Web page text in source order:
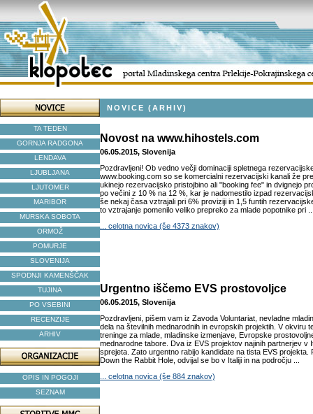
TA TEDEN
GORNJA RADGONA
LENDAVA
LJUBLJANA
LJUTOMER
MARIBOR
MURSKA SOBOTA
ORMOŽ
POMURJE
SLOVENIJA
SPODNJI KAMENŠČAK
TUJINA
PO VSEBINI
RECENZIJE
ARHIV
OPIS IN POGOJI
SEZNAM
NOVICE (ARHIV)
Novost na www.hihostels.com
06.05.2015, Slovenija
Pozdravljeni! Ob vedno večji dominaciji spletnega
www.booking.com so se komercialni rezervacijski kanali že
ukinejo rezervacijsko pristojbino ali "booking fee" in dvignejo
po večini z 10 % na 12 %, kar je nadomestilo izpad
še nekaj časa vztrajali pri 6% proviziji in 1,5 funtih
to vztrajanje pomenilo veliko prepreko za mlade popotnike pri
... celotna novica (še 4373 znakov)
Urgentno iščemo EVS prostovoljce
06.05.2015, Slovenija
Pozdravljeni, pišem vam iz Zavoda Voluntariat, nevladne
dela na številnih mednarodnih in evropskih projektih. V okviru
treninge za mlade, mladinske izmenjave, Evropske
mednarodne tabore. Dva iz EVS projektov najinih partnerjev v
sprejeta. Zato urgentno rabijo kandidate na tista EVS projekta.
Down the Rabbit Hole, odvijal se bo v Italiji in na področju ...
... celotna novica (še 884 znakov)